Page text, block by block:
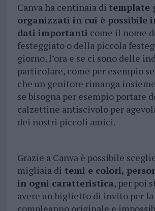
Canva ha centinaia di template
organizzati in cui è possibile
dati importanti come il nome
festeggiato o della piccola
giorno, l’ora e se ci sono delle
particolare, come per esempio
che un genitore rimanga
se bisogna per esempio portare
calzettine antiscivolo per
dei nostri piccoli amici.
Grazie a Canva è possibile
migliaia di temi e colori,
in ogni caratteristica, per poi
avere un biglietto di invito per la
compleanno originale e